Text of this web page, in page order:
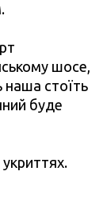
шосе,
наша стоїть
буде